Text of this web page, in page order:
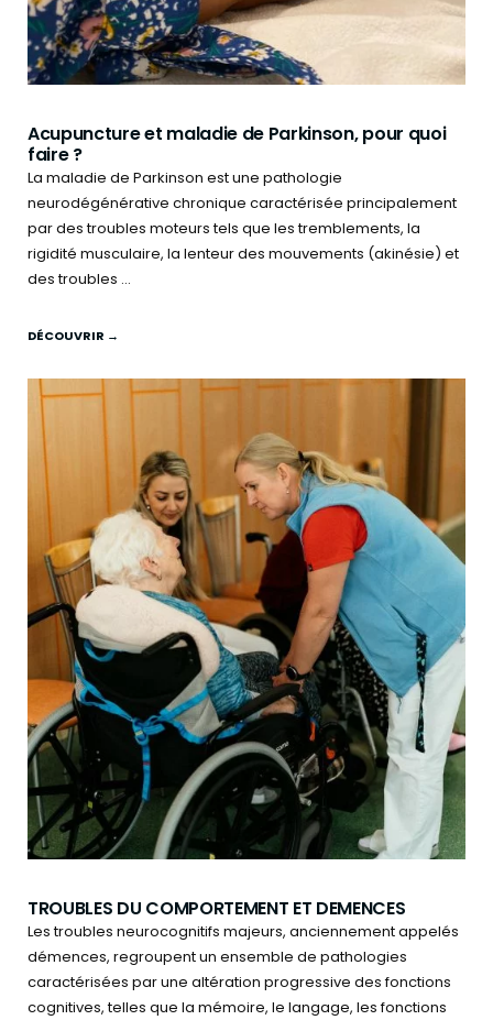
Acupuncture et maladie de Parkinson, pour quoi
faire ?
La maladie de Parkinson est une pathologie
neurodégénérative chronique caractérisée principalement
par des troubles moteurs tels que les tremblements, la
rigidité musculaire, la lenteur des mouvements (akinésie) et
des troubles ...
DÉCOUVRIR →
TROUBLES DU COMPORTEMENT ET DEMENCES
Les troubles neurocognitifs majeurs, anciennement appelés
démences, regroupent un ensemble de pathologies
caractérisées par une altération progressive des fonctions
cognitives, telles que la mémoire, le langage, les fonctions